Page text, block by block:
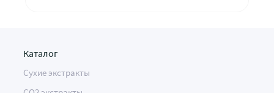
Каталог
Сухие экстракты